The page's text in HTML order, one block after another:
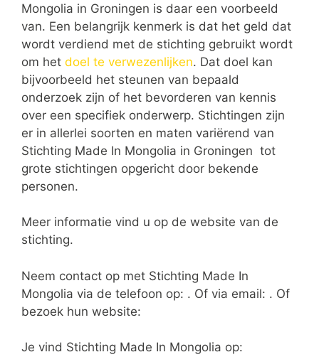
Mongolia in Groningen is daar een voorbeeld
van. Een belangrijk kenmerk is dat het geld dat
wordt verdiend met de stichting gebruikt wordt
om het doel te verwezenlijken. Dat doel kan
bijvoorbeeld het steunen van bepaald
onderzoek zijn of het bevorderen van kennis
over een specifiek onderwerp. Stichtingen zijn
er in allerlei soorten en maten variërend van
Stichting Made In Mongolia in Groningen tot
grote stichtingen opgericht door bekende
personen.
Meer informatie vind u op de website van de
stichting.
Neem contact op met Stichting Made In
Mongolia via de telefoon op: . Of via email: . Of
bezoek hun website:
Je vind Stichting Made In Mongolia op: